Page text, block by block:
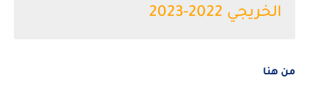
الخريجي 2022-2023
من هنا